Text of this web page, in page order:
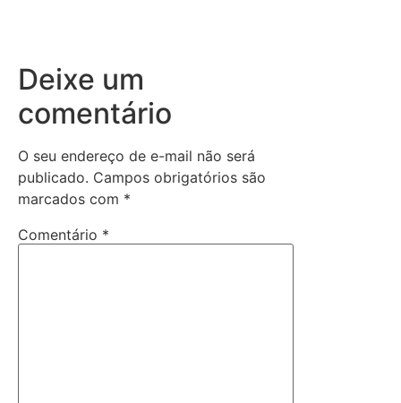
Deixe um
comentário
O seu endereço de e-mail não será
publicado. Campos obrigatórios são
marcados com *
Comentário *